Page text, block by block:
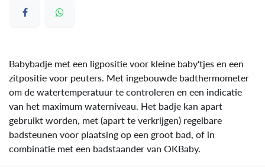
Babybadje met een ligpositie voor kleine baby'tjes en een
zitpositie voor peuters. Met ingebouwde badthermometer
om de watertemperatuur te controleren en een indicatie
van het maximum waterniveau. Het badje kan apart
gebruikt worden, met (apart te verkrijgen) regelbare
badsteunen voor plaatsing op een groot bad, of in
combinatie met een badstaander van OKBaby.